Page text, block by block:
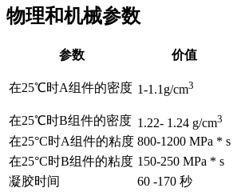
物理和机械参数
参数 价值
在25℃时A组件的密度 1-1.1g/cm3
在25℃时B组件的密度 1.22- 1.24 g/cm3
在25°C时A组件的粘度 800-1200 MPa * s
在25°C时B组件的粘度 150-250 MPa * s
凝胶时间
60 -170 秒